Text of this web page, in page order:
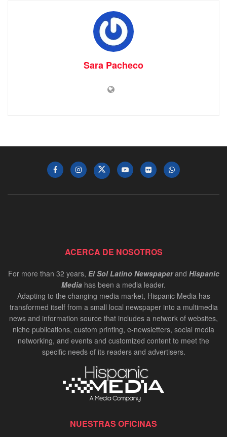
Sara Pacheco
ACERCA DE NOSOTROS
For more than 32 years, El Sol Latino Newspaperand Hispanic
Media has been a media leader.
Adapting to the changing media market, Hispanic Media has
transformed itself from a small local newspaper into a multimedia
news and information source that includes a network of websites,
niche publications, custom printing, e-newsletters, social media
networking, and events and customized content to meet the
specific needs of its readers and advertisers.
NUESTRAS OFICINAS